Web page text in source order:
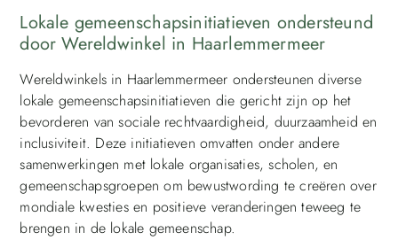
Lokale gemeenschapsinitiatieven ondersteund
door Wereldwinkel in Haarlemmermeer
Wereldwinkels in Haarlemmermeer ondersteunen diverse
lokale gemeenschapsinitiatieven die gericht zijn op het
bevorderen van sociale rechtvaardigheid, duurzaamheid en
inclusiviteit. Deze initiatieven omvatten onder andere
samenwerkingen met lokale organisaties, scholen, en
gemeenschapsgroepen om bewustwording te creëren over
mondiale kwesties en positieve veranderingen teweeg te
brengen in de lokale gemeenschap.